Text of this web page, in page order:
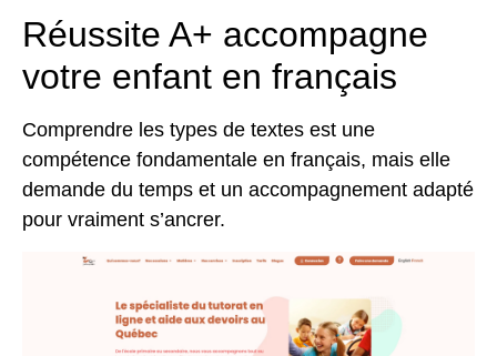
Réussite A+ accompagne
votre enfant en français
Comprendre les types de textes est une
compétence fondamentale en français, mais elle
demande du temps et un accompagnement adapté
pour vraiment s’ancrer.